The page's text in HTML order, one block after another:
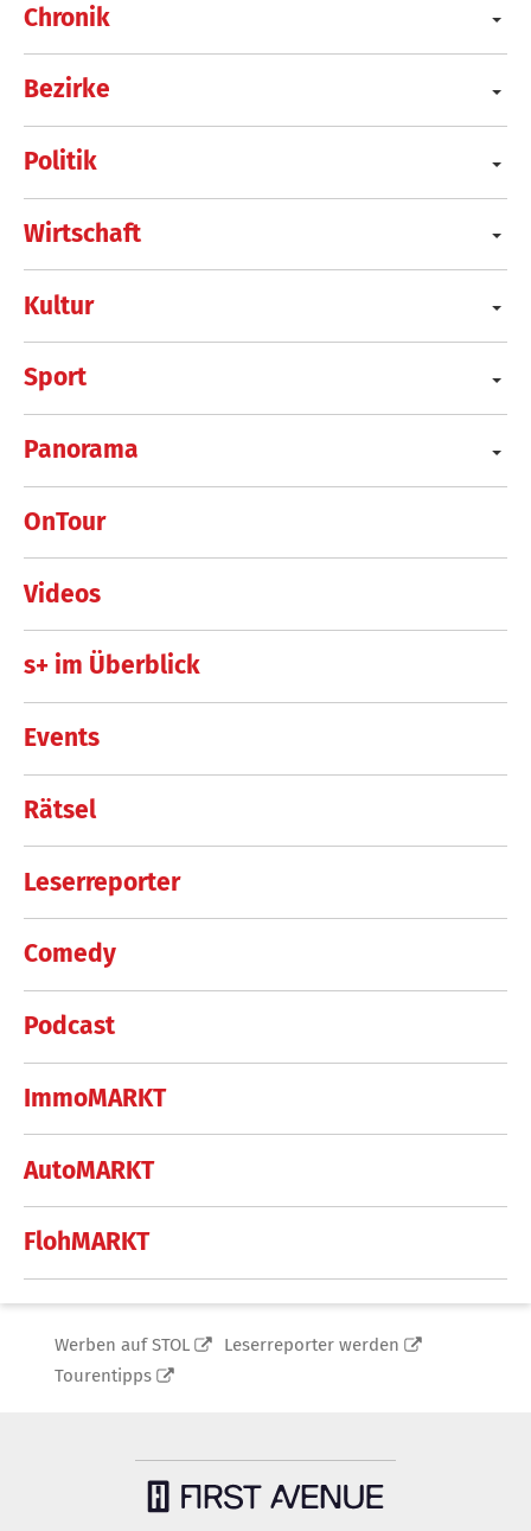
Chronik
Bezirke
Politik
Wirtschaft
Kultur
Sport
Panorama
OnTour
Videos
s+ im Überblick
Events
Rätsel
Leserreporter
Comedy
Podcast
ImmoMARKT
AutoMARKT
FlohMARKT
Werben auf STOL
Leserreporter werden
Tourentipps